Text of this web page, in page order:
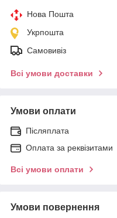
Нова Пошта
Укрпошта
Самовивіз
Всі умови доставки
Умови оплати
Післяплата
Оплата за реквізитами
Всі умови оплати
Умови повернення